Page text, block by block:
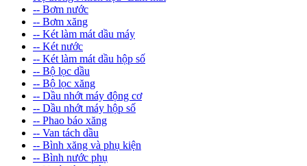
-- Bơm nước
-- Bơm xăng
-- Két làm mát dầu máy
-- Két nước
-- Két làm mát dầu hộp số
-- Bộ lọc dầu
-- Bộ lọc xăng
-- Dầu nhớt máy động cơ
-- Dầu nhớt máy hộp số
-- Phao báo xăng
-- Van tách dầu
-- Bình xăng và phụ kiện
-- Bình nước phụ